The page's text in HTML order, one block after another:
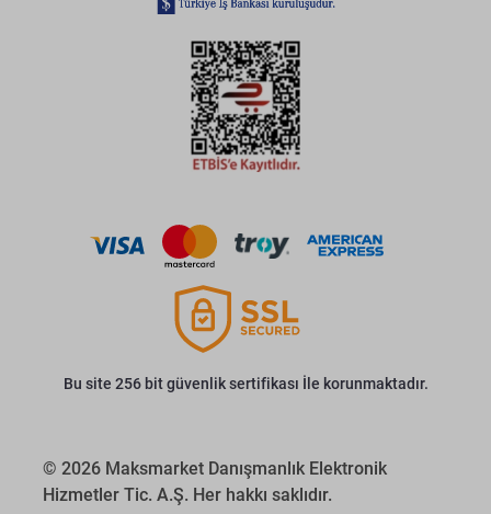
Bu site 256 bit güvenlik sertifikası İle korunmaktadır.
© 2026 Maksmarket Danışmanlık Elektronik
Hizmetler Tic. A.Ş. Her hakkı saklıdır.